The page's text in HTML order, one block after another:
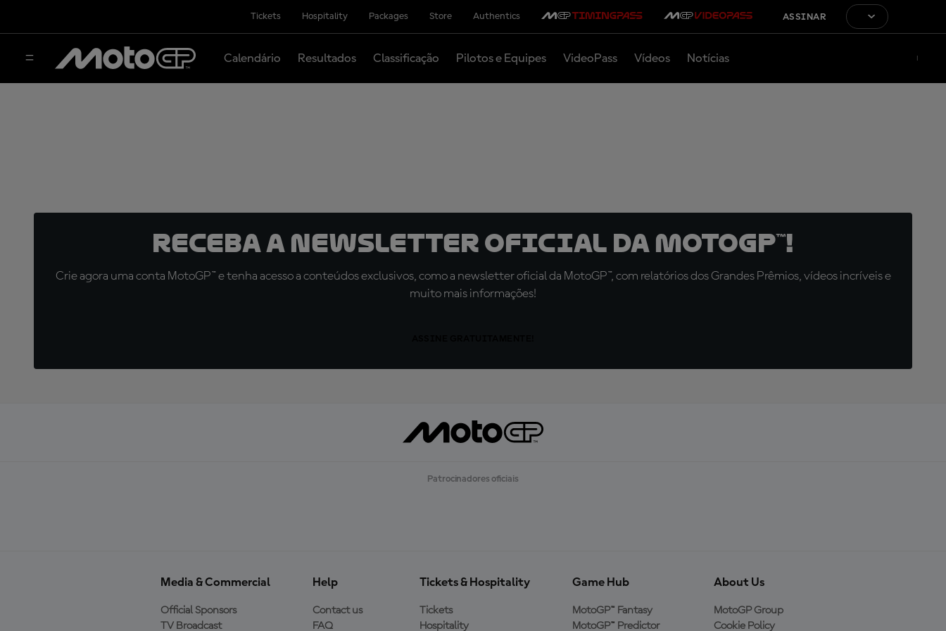
Tickets Hospitality Packages Store Authentics ASSINAR
Calendário Resultados Classificação Pilotos e Equipes VideoPass Vídeos Notícias
Receba a newsletter oficial da MotoGP™!
Crie agora uma conta MotoGP™ e tenha acesso a conteúdos exclusivos, como a newsletter oficial da MotoGP™, com relatórios dos Grandes Prêmios, vídeos incríveis e
muito mais informações!
Patrocinadores oficiais
Media & Commercial
Official Sponsors
TV Broadcast
Help
Contact us
FAQ
Tickets & Hospitality
Tickets
Hospitality
Game Hub
MotoGP™ Fantasy
MotoGP™ Predictor
About Us
MotoGP Group
Cookie Policy